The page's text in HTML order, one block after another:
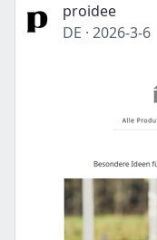
proidee
DE · 2026-3-6